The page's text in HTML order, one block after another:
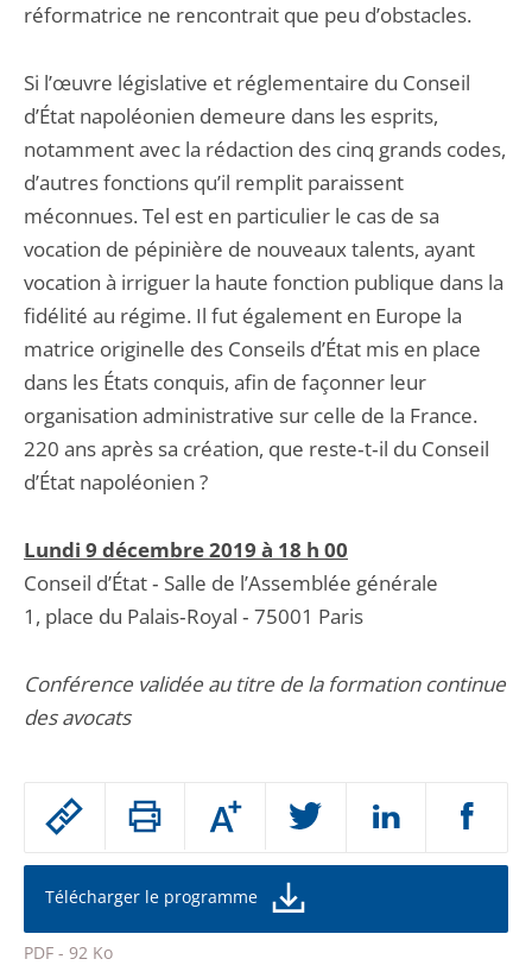
Passer
partage
de
l'article
pour
Augmenter
ou
la
de
police
Télécharger le programme
PDF - 92 Ko
réformatrice ne rencontrait que peu d’obstacles.
Si l’œuvre législative et réglementaire du Conseil
d’État napoléonien demeure dans les esprits,
notamment avec la rédaction des cinq grands codes,
d’autres fonctions qu’il remplit paraissent
méconnues. Tel est en particulier le cas de sa
vocation de pépinière de nouveaux talents, ayant
vocation à irriguer la haute fonction publique dans la
fidélité au régime. Il fut également en Europe la
matrice originelle des Conseils d’État mis en place
dans les États conquis, afin de façonner leur
organisation administrative sur celle de la France.
220 ans après sa création, que reste‐t‐il du Conseil
d’État napoléonien ?
Lundi 9 décembre 2019 à 18 h 00
Conseil d’État ‐ Salle de l’Assemblée générale
1, place du Palais‐Royal ‐ 75001 Paris
Conférence validée au titre de la formation continue
des avocats